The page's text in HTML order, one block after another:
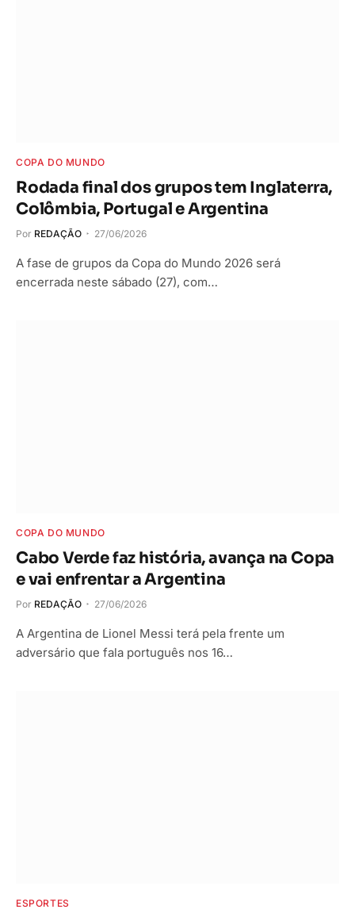
COPA DO MUNDO
Rodada final dos grupos tem Inglaterra,
Colômbia, Portugal e Argentina
Por REDAÇÃO 27/06/2026
A fase de grupos da Copa do Mundo 2026 será
encerrada neste sábado (27), com…
COPA DO MUNDO
Cabo Verde faz história, avança na Copa
e vai enfrentar a Argentina
Por REDAÇÃO 27/06/2026
A Argentina de Lionel Messi terá pela frente um
adversário que fala português nos 16…
ESPORTES